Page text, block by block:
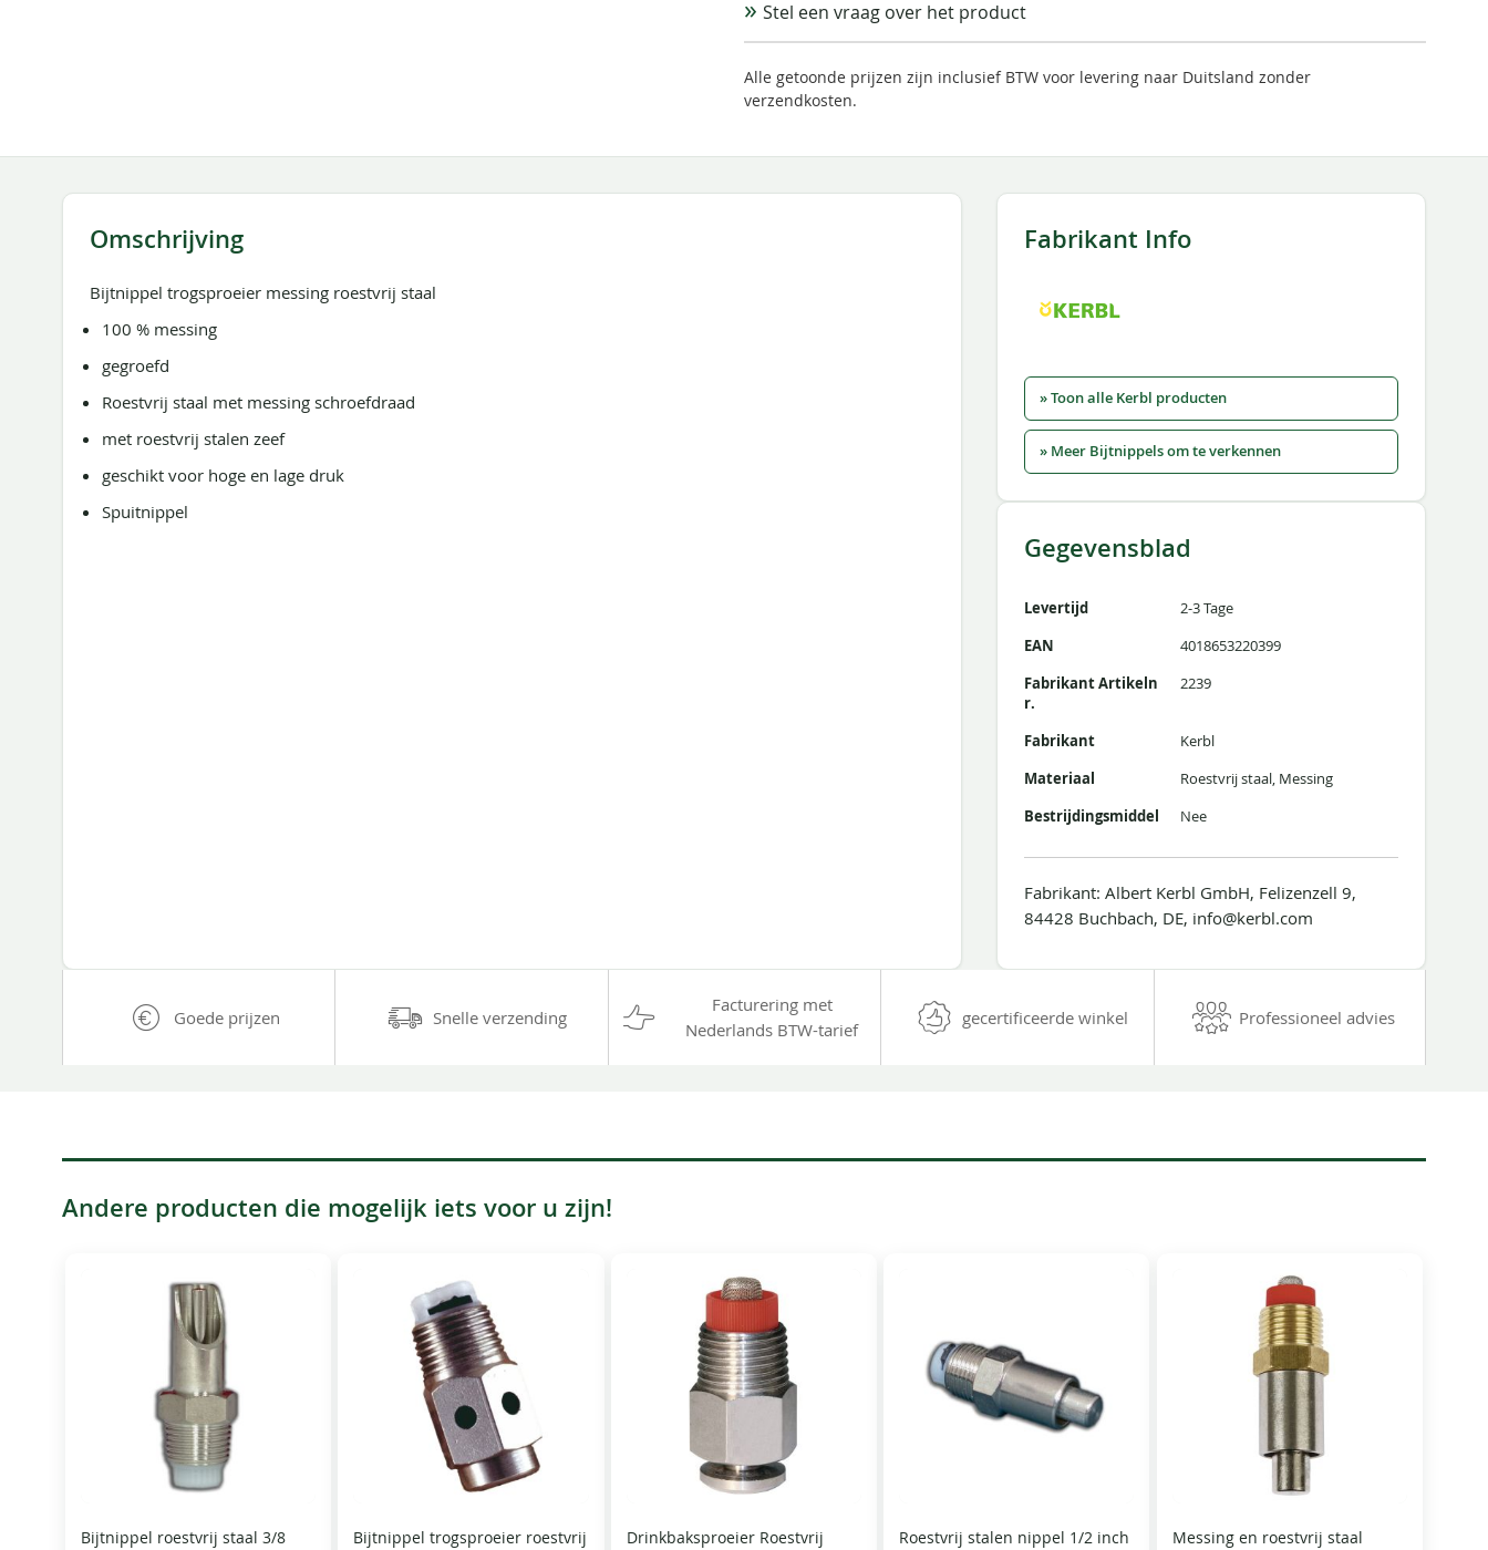
Stel een vraag over het product
Alle getoonde prijzen zijn inclusief BTW voor levering naar Duitsland zonder
verzendkosten.
Omschrijving
Bijtnippel trogsproeier messing roestvrij staal
100 % messing
gegroefd
Roestvrij staal met messing schroefdraad
met roestvrij stalen zeef
geschikt voor hoge en lage druk
Spuitnippel
Fabrikant Info
» Toon alle Kerbl producten
» Meer Bijtnippels om te verkennen
Gegevensblad
Levertijd
2-3 Tage
EAN
4018653220399
Fabrikant Artikeln
r.
2239
Fabrikant
Kerbl
Materiaal
Roestvrij staal, Messing
Bestrijdingsmiddel
Nee
Fabrikant: Albert Kerbl GmbH, Felizenzell 9,
84428 Buchbach, DE, info@kerbl.com
Goede prijzen Snelle verzending
Facturering met
Nederlands BTW-tarief
gecertificeerde winkel Professioneel advies
Andere producten die mogelijk iets voor u zijn!
Bijtnippel roestvrij staal 3/8
Bijtnippel trogsproeier roestvrij
Drinkbaksproeier Roestvrij
Roestvrij stalen nippel 1/2 inch
Messing en roestvrij staal